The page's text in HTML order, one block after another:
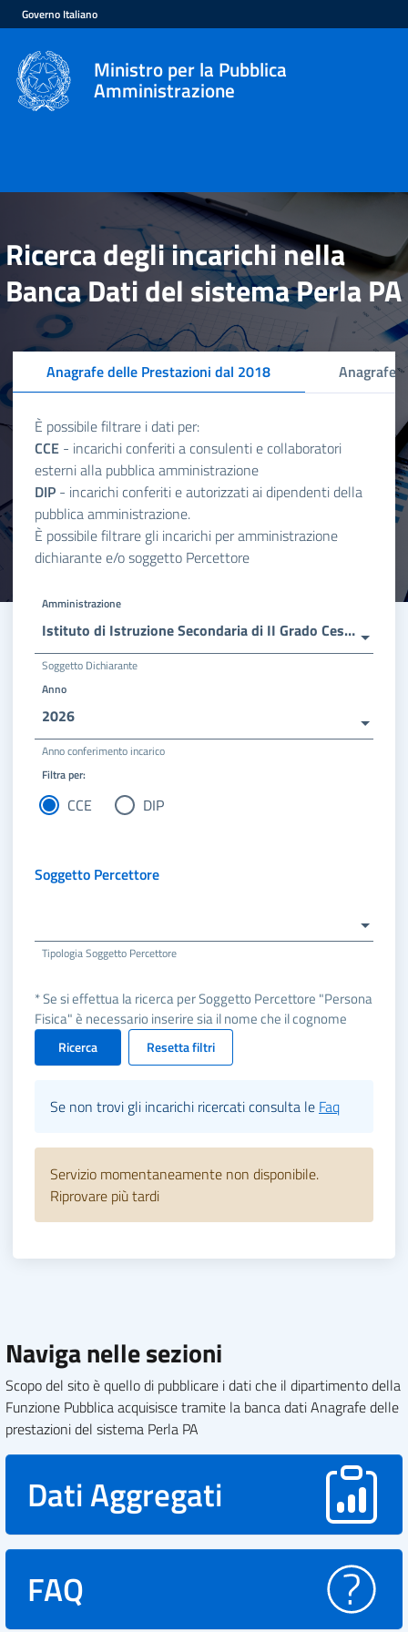
Governo Italiano
Ministro per la Pubblica
Amministrazione
Ricerca degli incarichi nella
Banca Dati del sistema Perla PA
Anagrafe delle Prestazioni dal 2018 Anagrafe
È possibile filtrare i dati per:
CCE - incarichi conferiti a consulenti e collaboratori
esterni alla pubblica amministrazione
DIP - incarichi conferiti e autorizzati ai dipendenti della
pubblica amministrazione.
È possibile filtrare gli incarichi per amministrazione
dichiarante e/o soggetto Percettore
Amministrazione
Istituto di Istruzione Secondaria di II Grado Cesare Battisti
Soggetto Dichiarante
Anno
2026
Anno conferimento incarico
Filtra per:
CCE DIP
Soggetto Percettore
Tipologia Soggetto Percettore
* Se si effettua la ricerca per Soggetto Percettore "Persona
Fisica" è necessario inserire sia il nome che il cognome
Ricerca Resetta filtri
Se non trovi gli incarichi ricercati consulta le Faq
Servizio momentaneamente non disponibile.
Riprovare più tardi
Naviga nelle sezioni
Scopo del sito è quello di pubblicare i dati che il dipartimento della
Funzione Pubblica acquisisce tramite la banca dati Anagrafe delle
prestazioni del sistema Perla PA
Dati Aggregati
FAQ